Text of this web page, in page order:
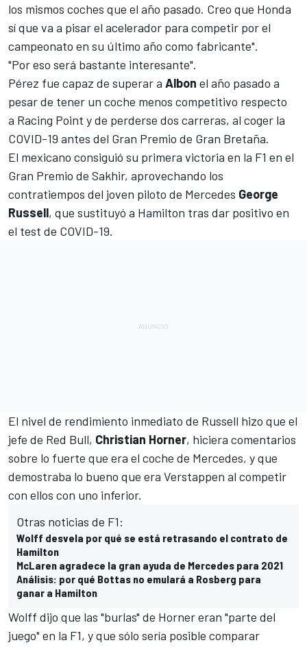
los mismos coches que el año pasado. Creo que Honda
sí que va a pisar el acelerador para competir por el
campeonato en su último año como fabricante".
"Por eso será bastante interesante".
Pérez fue capaz de superar a Albon el año pasado a
pesar de tener un coche menos competitivo respecto
a Racing Point y de perderse dos carreras, al coger la
COVID-19 antes del Gran Premio de Gran Bretaña.
El mexicano consiguió su primera victoria en la F1 en el
Gran Premio de Sakhir, aprovechando los
contratiempos del joven piloto de Mercedes George
Russell, que sustituyó a Hamilton tras dar positivo en
el test de COVID-19.
El nivel de rendimiento inmediato de Russell hizo que el
jefe de Red Bull, Christian Horner, hiciera comentarios
sobre lo fuerte que era el coche de Mercedes, y que
demostraba lo bueno que era Verstappen al competir
con ellos con uno inferior.
Otras noticias de F1:
Wolff desvela por qué se está retrasando el contrato de
Hamilton
McLaren agradece la gran ayuda de Mercedes para 2021
Análisis: por qué Bottas no emulará a Rosberg para
ganar a Hamilton
Wolff dijo que las "burlas" de Horner eran "parte del
juego" en la F1, y que sólo sería posible comparar